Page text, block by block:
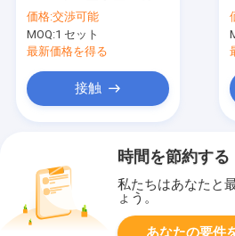
ているカプラン水ター
ビン
価格:交渉可能
MOQ:1 セット
最新価格を得る
接触
時間を節約する
私たちはあなたと
ょう。
あなたの要件